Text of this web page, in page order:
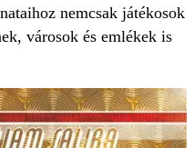
nemcsak játékosok
városok és emlékek is